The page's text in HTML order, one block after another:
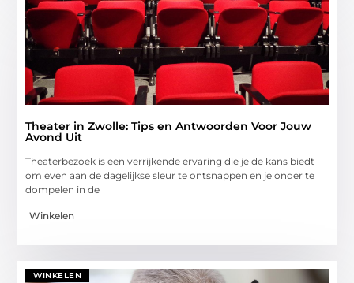
Theater in Zwolle: Tips en Antwoorden Voor Jouw
Avond Uit
Theaterbezoek is een verrijkende ervaring die je de kans biedt
om even aan de dagelijkse sleur te ontsnappen en je onder te
dompelen in de
Winkelen
WINKELEN